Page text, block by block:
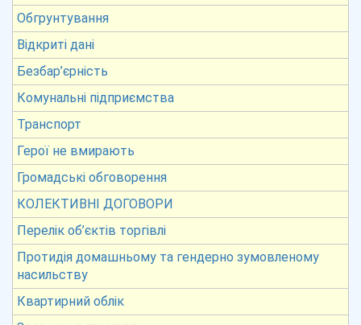
Обгрунтування
Відкриті дані
Безбар’єрність
Комунальні підприємства
Транспорт
Герої не вмирають
Громадські обговорення
КОЛЕКТИВНІ ДОГОВОРИ
Перелік об’єктів торгівлі
Протидія домашньому та гендерно зумовленому
насильству
Квартирний облік